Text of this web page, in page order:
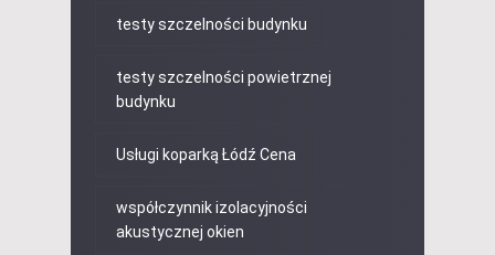
testy szczelności budynku
testy szczelności powietrznej
budynku
Usługi koparką Łódź Cena
współczynnik izolacyjności
akustycznej okien